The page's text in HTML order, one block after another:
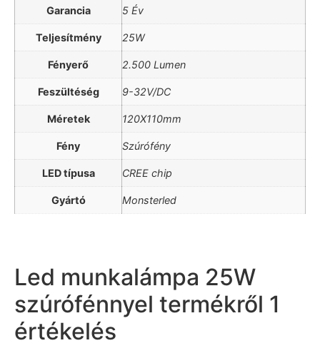
Garancia 5 Év
Teljesítmény 25W
Fényerő 2.500 Lumen
Feszültéség 9-32V/DC
Méretek 120X110mm
Fény Szúrófény
LED típusa CREE chip
Gyártó Monsterled
Led munkalámpa 25W
szúrófénnyel termékről 1
értékelés